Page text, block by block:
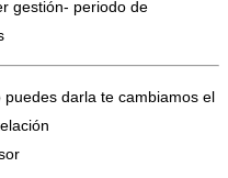
gestión- periodo de
darla te cambiamos el